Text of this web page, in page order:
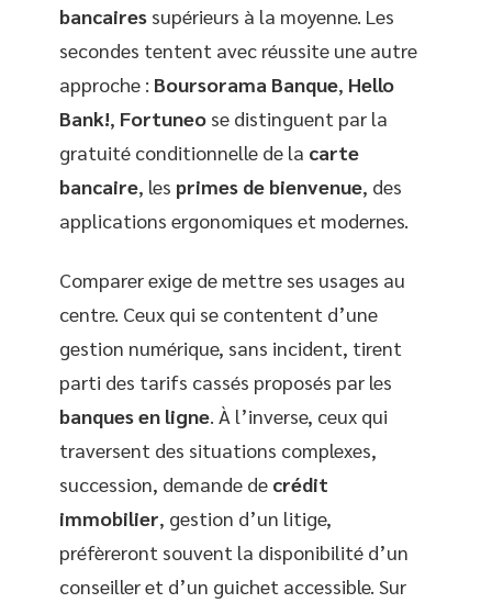
bancaires supérieurs à la moyenne. Les
secondes tentent avec réussite une autre
approche : Boursorama Banque, Hello
Bank!, Fortuneo se distinguent par la
gratuité conditionnelle de la carte
bancaire, les primes de bienvenue, des
applications ergonomiques et modernes.
Comparer exige de mettre ses usages au
centre. Ceux qui se contentent d’une
gestion numérique, sans incident, tirent
parti des tarifs cassés proposés par les
banques en ligne. À l’inverse, ceux qui
traversent des situations complexes,
succession, demande de crédit
immobilier, gestion d’un litige,
préfèreront souvent la disponibilité d’un
conseiller et d’un guichet accessible. Sur